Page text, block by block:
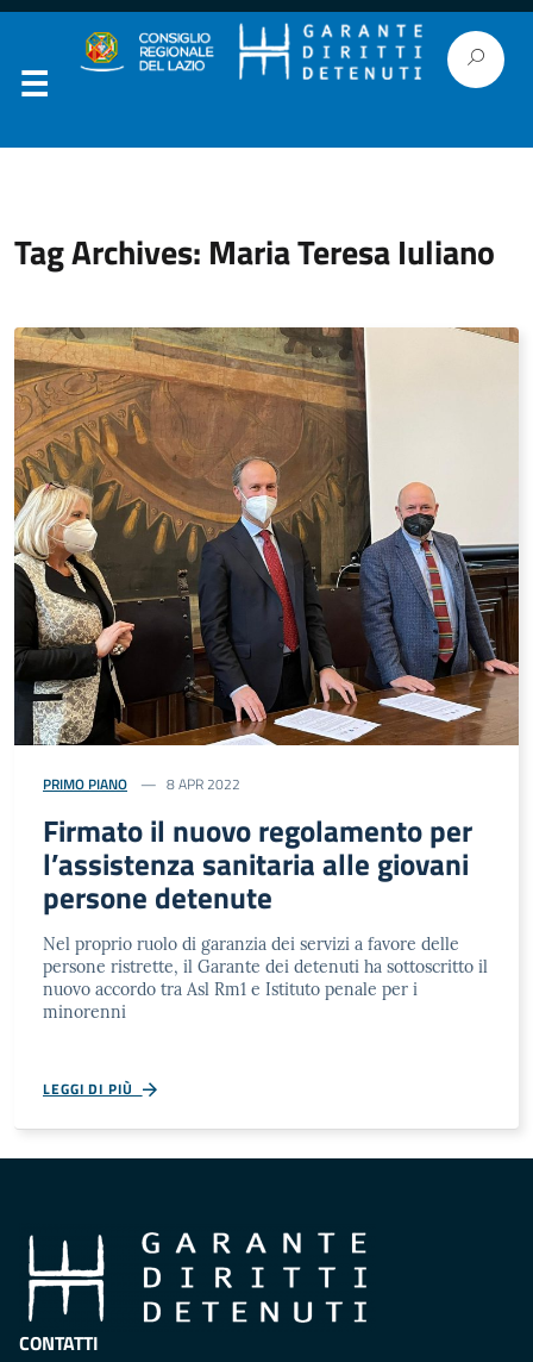
Tag Archives: Maria Teresa Iuliano
PRIMO PIANO 8 APR 2022
Firmato il nuovo regolamento per
l’assistenza sanitaria alle giovani
persone detenute
Nel proprio ruolo di garanzia dei servizi a favore delle
persone ristrette, il Garante dei detenuti ha sottoscritto il
nuovo accordo tra Asl Rm1 e Istituto penale per i
minorenni
LEGGI DI PIÙ
CONTATTI